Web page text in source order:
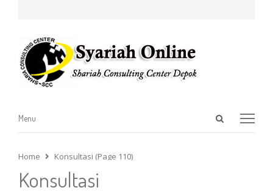
Open
Menu
Menu
Home Konsultasi (Page 110)
Konsultasi